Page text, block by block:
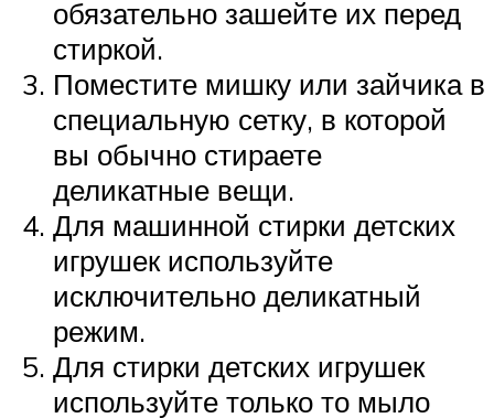
обязательно зашейте их перед
стиркой.
Поместите мишку или зайчика в
специальную сетку, в которой
вы обычно стираете
деликатные вещи.
Для машинной стирки детских
игрушек используйте
исключительно деликатный
режим.
Для стирки детских игрушек
используйте только то мыло